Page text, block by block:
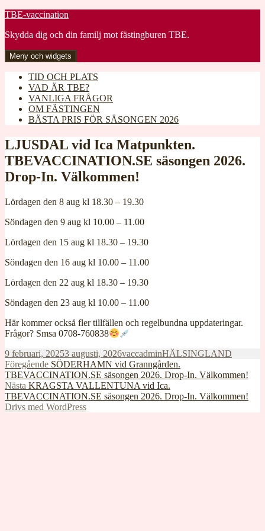
Gå
innehåll
TBE-vaccination
Skydda dig och din familj mot fästingburen TBE.
Meny och widgets
TID OCH PLATS
VAD ÄR TBE?
VANLIGA FRÅGOR
OM FÄSTINGEN
BÄSTA PRIS FÖR SÄSONGEN 2026
LJUSDAL vid Ica Matpunkten.
TBEVACCINATION.SE säsongen 2026.
Drop-In. Välkommen!
Lördagen den 8 aug kl 18.30 – 19.30
Söndagen den 9 aug kl 10.00 – 11.00
Lördagen den 15 aug kl 18.30 – 19.30
Söndagen den 16 aug kl 10.00 – 11.00
Lördagen den 22 aug kl 18.30 – 19.30
Söndagen den 23 aug kl 10.00 – 11.00
Här kommer också fler tillfällen och regelbundna uppdateringar.
Frågor? Smsa 0708-760838
Postat
9 februari, 20253 augusti, 2026Författare
vaccadminKategorier
HÄLSINGLAND
Inläggsnavigering
Föregående Föregående
inlägg:
SÖDERHAMN vid Granngården.
TBEVACCINATION.SE säsongen 2026. Drop-In. Välkommen!
Nästa Nästa
inlägg:
KRAGSTA VALLENTUNA vid Ica.
TBEVACCINATION.SE säsongen 2026. Drop-In. Välkommen!
Drivs med WordPress